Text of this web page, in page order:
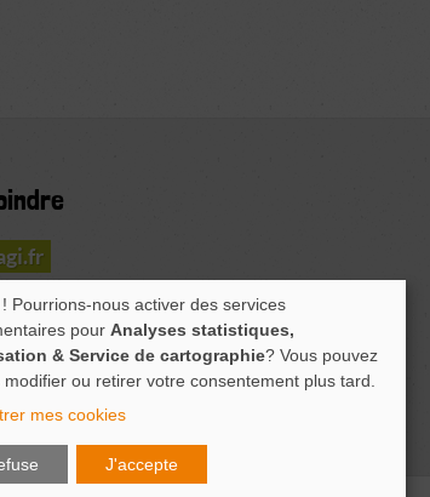
06
L'Isère
Pourrions-nous activer des services
pour Analyses statistiques,
& Service de cartographie? Vous pouvez
ou retirer votre consentement plus tard.
mes cookies
J'accepte